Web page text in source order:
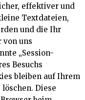
effektiver und
Textdateien,
und die Ihr
von uns
„Session-
Besuchs
bleiben auf Ihrem
Diese